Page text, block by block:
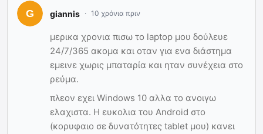
giannis 10 χρόνια πριν
μερικα χρονια πισω το laptop μου δούλευε
24/7/365 ακομα και οταν για ενα διάστημα
εμεινε χωρις μπαταρία και ηταν συνέχεια στο
ρεύμα.
πλεον εχει Windows 10 αλλα το ανοιγω
ελαχιστα. Η ευκολια του Android στο
(κορυφαιο σε δυνατότητες tablet μου) κανει